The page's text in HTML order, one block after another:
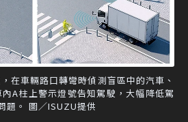
在車輛路口轉彎時偵測盲區中的汽車、
A柱上警示燈號告知駕駛，大幅降低駕
題。 圖／ISUZU提供